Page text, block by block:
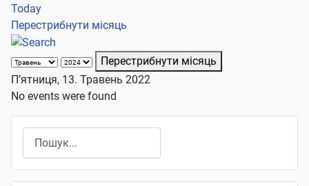
Today
Перестрибнути місяць
Перестрибнути місяць
П’ятниця, 13. Травень 2022
No events were found